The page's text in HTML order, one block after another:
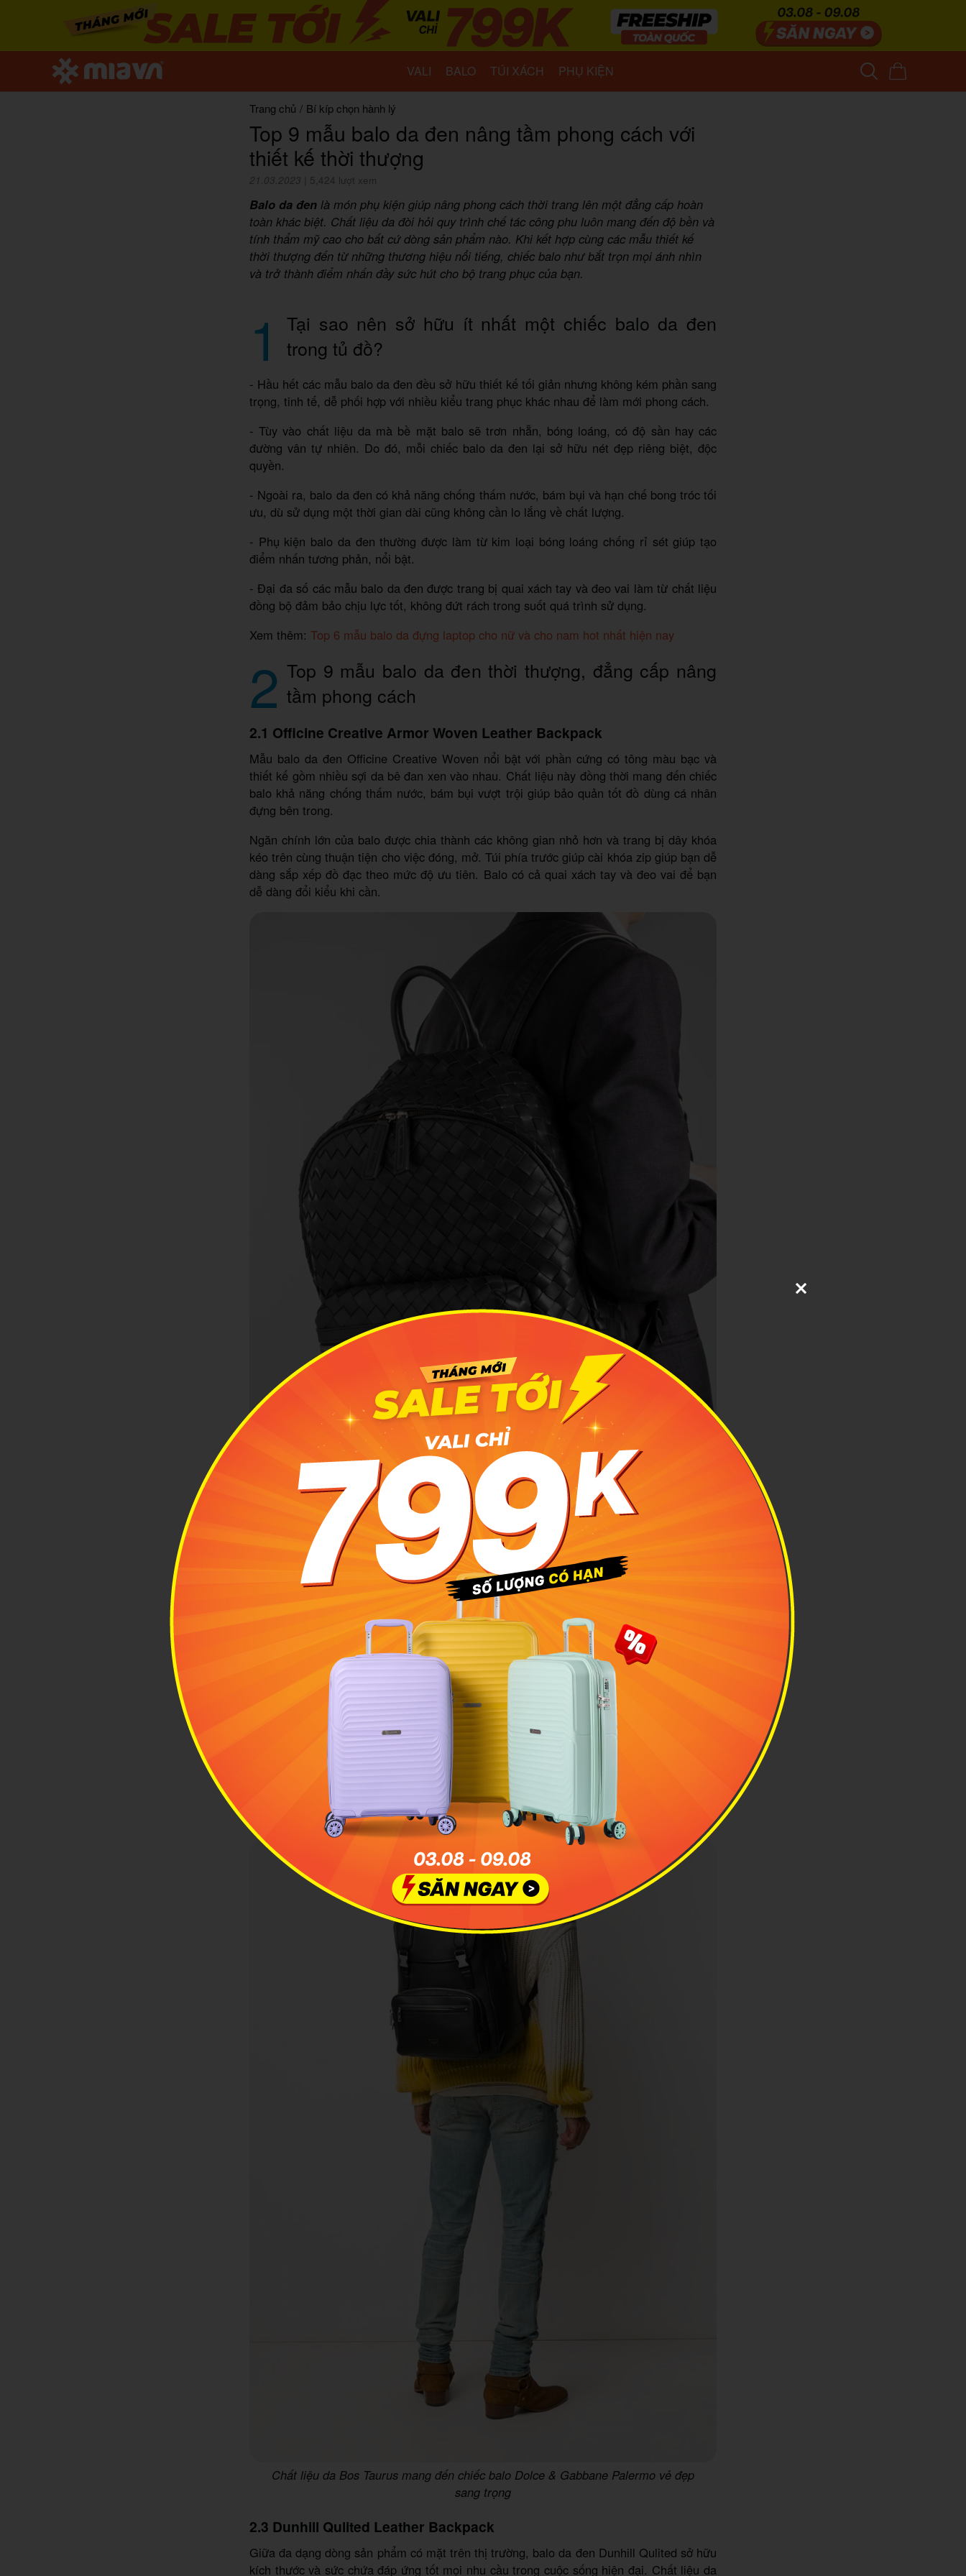
VALI BALO TÚI XÁCH PHỤ KIỆN
Trang chủ / Bí kíp chọn hành lý
Top 9 mẫu balo da đen nâng tầm phong cách với
thiết kế thời thượng
21.03.2023 5,424 lượt xem
Balo da đen là món phụ kiện giúp nâng phong cách thời trang lên một đẳng cấp hoàn
toàn khác biệt. Chất liệu da đòi hỏi quy trình chế tác công phu luôn mang đến độ bền và
tính thẩm mỹ cao cho bất cứ dòng sản phẩm nào. Khi kết hợp cùng các mẫu thiết kế
thời thượng đến từ những thương hiệu nổi tiếng, chiếc balo như bắt trọn mọi ánh nhìn
và trở thành điểm nhấn đầy sức hút cho bộ trang phục của bạn.
1
Tại sao nên sở hữu ít nhất một chiếc balo da đen
trong tủ đồ?
- Hầu hết các mẫu balo da đen đều sở hữu thiết kế tối giản nhưng không kém phần sang
trọng, tinh tế, dễ phối hợp với nhiều kiểu trang phục khác nhau để làm mới phong cách.
- Tùy vào chất liệu da mà bề mặt balo sẽ trơn nhẵn, bóng loáng, có độ sần hay các
đường vân tự nhiên. Do đó, mỗi chiếc balo da đen lại sở hữu nét đẹp riêng biệt, độc
quyền.
- Ngoài ra, balo da đen có khả năng chống thấm nước, bám bụi và hạn chế bong tróc tối
ưu, dù sử dụng một thời gian dài cũng không cần lo lắng về chất lượng.
- Phụ kiện balo da đen thường được làm từ kim loại bóng loáng chống rỉ sét giúp tạo
điểm nhấn tương phản, nổi bật.
- Đại đa số các mẫu balo da đen được trang bị quai xách tay và đeo vai làm từ chất liệu
đồng bộ đảm bảo chịu lực tốt, không đứt rách trong suốt quá trình sử dụng.
Xem thêm: Top 6 mẫu balo da đựng laptop cho nữ và cho nam hot nhất hiện nay
2 Top 9 mẫu balo da đen thời thượng, đẳng cấp nâng
tầm phong cách
2.1 Officine Creative Armor Woven Leather Backpack
Mẫu balo da đen Officine Creative Woven nổi bật với phần cứng có tông màu bạc và
thiết kế gồm nhiều sợi da bê đan xen vào nhau. Chất liệu này đồng thời mang đến chiếc
balo khả năng chống thấm nước, bám bụi vượt trội giúp bảo quản tốt đồ dùng cá nhân
đựng bên trong.
Ngăn chính lớn của balo được chia thành các không gian nhỏ hơn và trang bị dây khóa
kéo trên cùng thuận tiện cho việc đóng, mở. Túi phía trước giúp cài khóa zip giúp bạn dễ
dàng sắp xếp đồ đạc theo mức độ ưu tiên. Balo có cả quai xách tay và đeo vai để bạn
dễ dàng đổi kiểu khi cần.
Mẫu balo da đen Officine Creative Woven nổi bật với thiết kế đan xen độc đáo
2.2 Dolce & Gabbana Palermo Leather Backpack
Chiếc balo Dolce & Gabbane Palermo được làm từ chất liệu da Bos Taurus sở hữu nhiều
ưu điểm vượt trội cả về độ bền lẫn tính thẩm mỹ. Phom dáng hình chữ nhật đứng với
thiết kế nặp đậy cài khóa mang đến
balo
vẻ ngoài thanh lịch, có thể thoải mái diện đi
Bên cạnh ngăn chính rộng rãi đựng được nhiều đồ dùng cá nhân, balo trang bị thêm túi
phụ trợ với khóa zip phía trên và trước mặt dễ dàng đóng mở. Bởi vì được sản xuất tại Ý
nên từng đường may của balo không chỉ đều, đẹp mà còn đảm bảo bền chắc và hỗ trợ
chịu lực tối ưu.
Chất liệu da Bos Taurus mang đến chiếc balo Dolce & Gabbane Palermo vẻ đẹp
sang trọng
2.3 Dunhill Qulited Leather Backpack
Giữa đa dạng dòng sản phẩm có mặt trên thị trường, balo da đen Dunhill Qulited sở hữu
kích thước và sức chứa đáp ứng tốt mọi nhu cầu trong cuộc sống hiện đại. Chất liệu da